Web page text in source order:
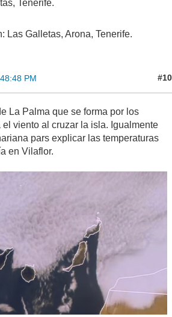
Tenerife.
Las Galletas, Arona, Tenerife.
PM #10
La Palma que se forma por los
viento al cruzar la isla. Igualmente
pars explicar las temperaturas
en Vilaflor.